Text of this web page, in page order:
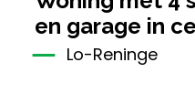
en garage in
Lo-Reninge